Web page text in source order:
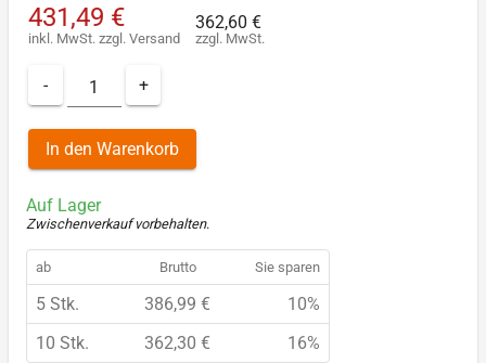
431,49 €
inkl. MwSt. zzgl. Versand
362,60 €
zzgl. MwSt.
- +
In den Warenkorb
Auf Lager
Zwischenverkauf vorbehalten.
ab Brutto Sie sparen
5 Stk. 386,99 €
10%
10 Stk.
362,30 € 16%